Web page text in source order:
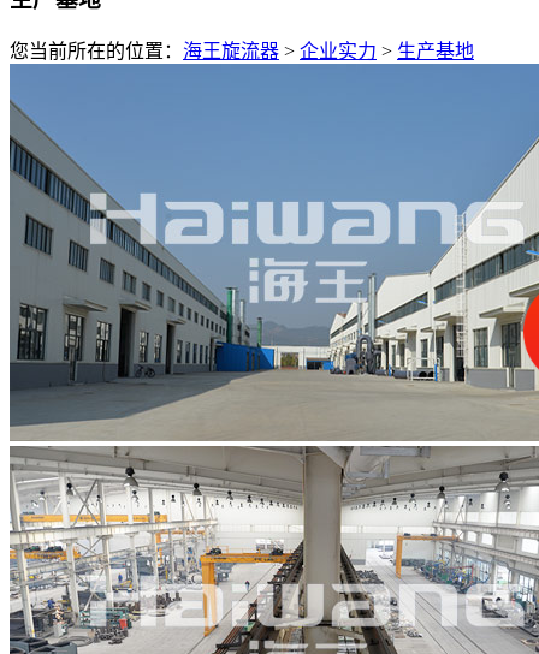
您当前所在的位置： 海王旋流器 > 企业实力 > 生产基地